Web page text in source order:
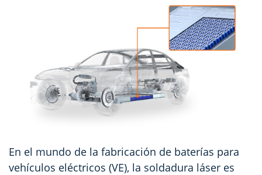
En el mundo de la fabricación de baterías para
vehículos eléctricos (VE), la soldadura láser es